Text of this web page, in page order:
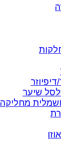
שיער
מחליקה